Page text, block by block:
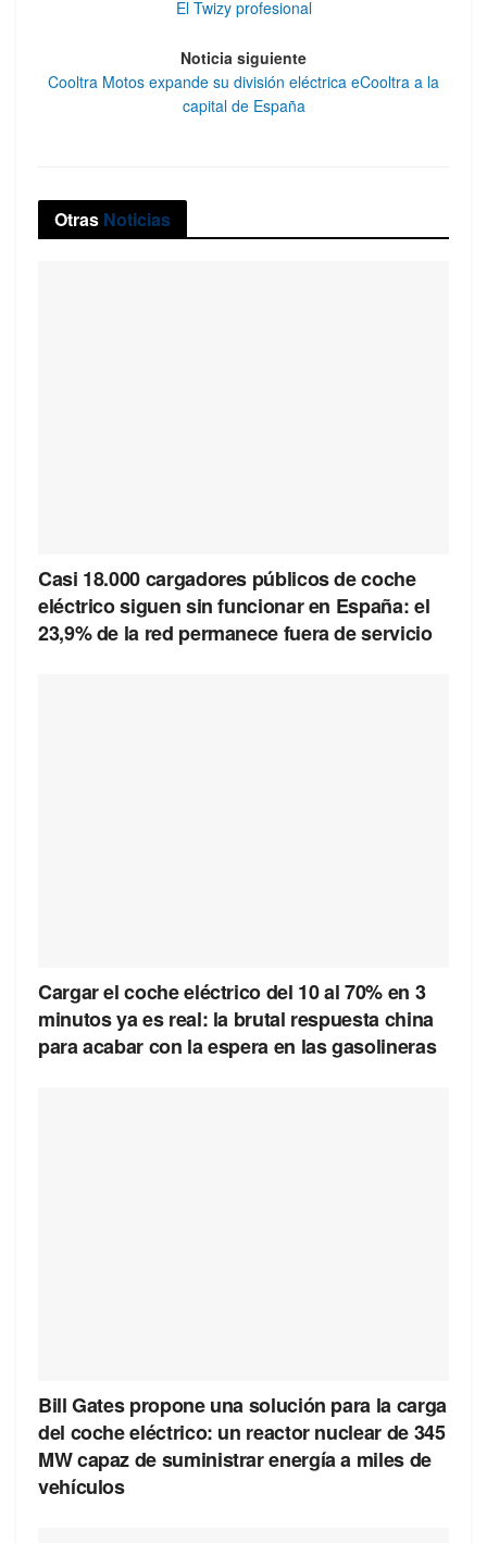
El Twizy profesional
Noticia siguiente
Cooltra Motos expande su división eléctrica eCooltra a la
capital de España
Otras Noticias
Casi 18.000 cargadores públicos de coche
eléctrico siguen sin funcionar en España: el
23,9% de la red permanece fuera de servicio
Cargar el coche eléctrico del 10 al 70% en 3
minutos ya es real: la brutal respuesta china
para acabar con la espera en las gasolineras
Bill Gates propone una solución para la carga
del coche eléctrico: un reactor nuclear de 345
MW capaz de suministrar energía a miles de
vehículos